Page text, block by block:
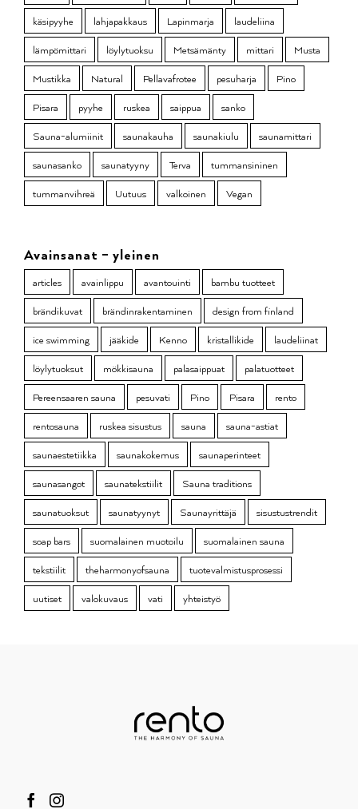
käsipyyhe
lahjapakkaus Lapinmarja
laudeliina
lämpömittari
löylytuoksu Metsämänty mittari
Musta
Mustikka
Natural Pellavafrotee pesuharja
Pino
Pisara
pyyhe ruskea saippua
sanko
Sauna-alumiinit
saunakauha saunakiulu
saunamittari
saunasanko
saunatyyny Terva
tummansininen
tummanvihreä
Uutuus valkoinen Vegan
Avainsanat – yleinen
articles avainlippu avantouinti
bambu tuotteet
brändikuvat
brändinrakentaminen
design from finland
ice swimming
jääkide Kenno kristallikide
laudeliinat
löylytuoksut
mökkisauna palasaippuat
palatuotteet
Pereensaaren sauna
pesuvati Pino Pisara
rento
rentosauna
ruskea sisustus sauna
sauna-astiat
saunaestetiikka
saunakokemus
saunaperinteet
saunasangot
saunatekstiilit
Sauna traditions
saunatuoksut
saunatyynyt Saunayrittäjä
sisustustrendit
soap bars
suomalainen muotoilu
suomalainen sauna
tekstiilit
theharmonyofsauna
tuotevalmistusprosessi
uutiset
valokuvaus vati yhteistyö